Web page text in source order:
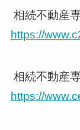
相続不動産
https://
相続不動産
https://